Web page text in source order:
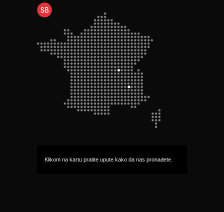
Klikom na kartu pratite upute kako da nas pronađete.